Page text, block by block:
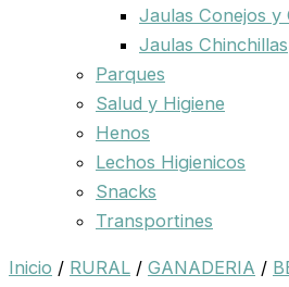
Jaulas Conejos y
Jaulas Chinchillas
Parques
Salud y Higiene
Henos
Lechos Higienicos
Snacks
Transportines
Inicio / RURAL / GANADERIA /